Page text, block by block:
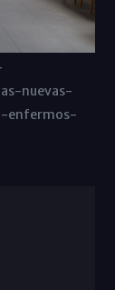
nuevas-
enfermos-